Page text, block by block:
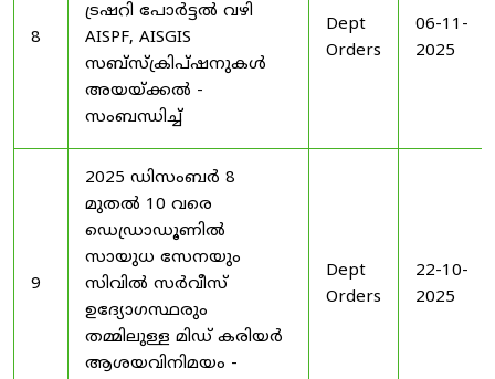
8
ട്രഷറി പോർട്ടൽ വഴി
AISPF, AISGIS
സബ്‌സ്‌ക്രിപ്‌ഷനുകൾ
അയയ്ക്കൽ -
സംബന്ധിച്ച്
Dept
Orders
06-11-
2025
9
2025 ഡിസംബർ 8
മുതൽ 10 വരെ
ഡെഡ്രാഡൂണിൽ
സായുധ സേനയും
സിവിൽ സർവീസ്
ഉദ്യോഗസ്ഥരും
തമ്മിലുള്ള മിഡ് കരിയർ
ആശയവിനിമയം -
Dept
Orders
22-10-
2025